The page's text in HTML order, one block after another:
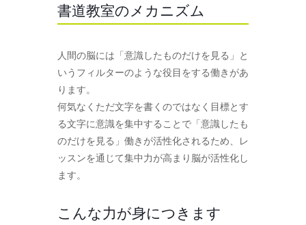
書道教室のメカニズム
人間の脳には「意識したものだけを見る」と
いうフィルターのような役目をする働きがあ
ります。
何気なくただ文字を書くのではなく目標とす
る文字に意識を集中することで「意識したも
のだけを見る」働きが活性化されるため、レ
ッスンを通じて集中力が高まり脳が活性化し
ます。
こんな力が身につきます